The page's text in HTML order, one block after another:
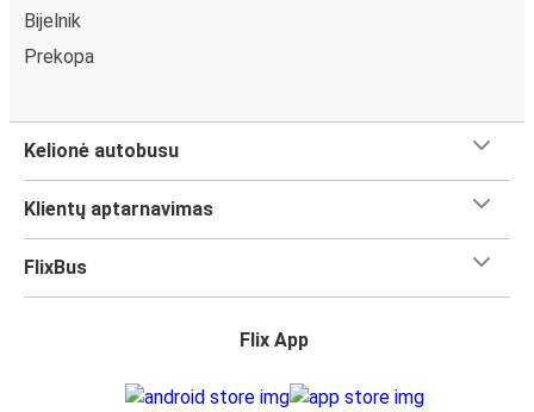
Bijelnik
Prekopa
Kelionė autobusu
Klientų aptarnavimas
FlixBus
Flix App